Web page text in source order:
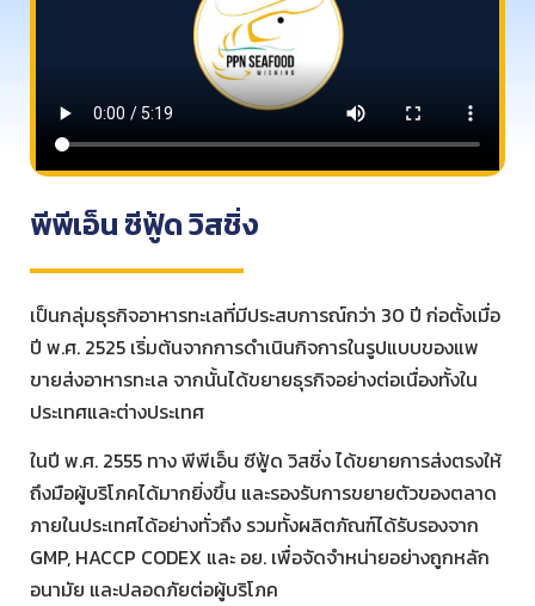
พีพีเอ็น ซีฟู้ด วิสชิ่ง
เป็นกลุ่มธุรกิจอาหารทะเลที่มีประสบการณ์กว่า 30 ปี ก่อตั้งเมื่อ
ปี พ.ศ. 2525 เริ่มต้นจากการดำเนินกิจการในรูปแบบของแพ
ขายส่งอาหารทะเล จากนั้นได้ขยายธุรกิจอย่างต่อเนื่องทั้งใน
ประเทศและต่างประเทศ
ในปี พ.ศ. 2555 ทาง พีพีเอ็น ซีฟู้ด วิสชิ่ง ได้ขยายการส่งตรงให้
ถึงมือผู้บริโภคได้มากยิ่งขึ้น และรองรับการขยายตัวของตลาด
ภายในประเทศได้อย่างทั่วถึง รวมทั้งผลิตภัณฑ์ได้รับรองจาก
GMP, HACCP CODEX และ อย. เพื่อจัดจำหน่ายอย่างถูกหลัก
อนามัย และปลอดภัยต่อผู้บริโภค